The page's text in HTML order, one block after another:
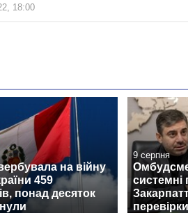
18:00
на війну
459
понад десяток
9 серпня
перевірки